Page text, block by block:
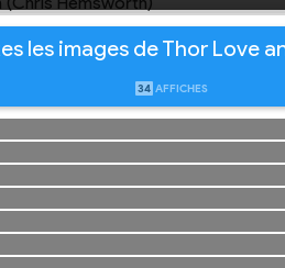
les images de Thor Love
34 AFFICHES